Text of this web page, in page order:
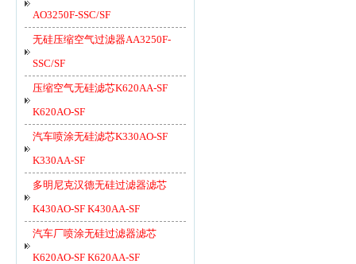
AO3250F-SSC/SF
无硅压缩空气过滤器AA3250F-
SSC/SF
压缩空气无硅滤芯K620AA-SF
K620AO-SF
汽车喷涂无硅滤芯K330AO-SF
K330AA-SF
多明尼克汉德无硅过滤器滤芯
K430AO-SF K430AA-SF
汽车厂喷涂无硅过滤器滤芯
K620AO-SF K620AA-SF